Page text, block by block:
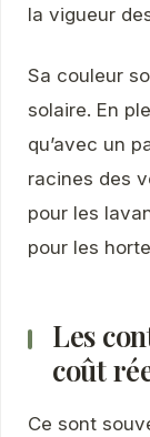
la vigueur
Sa couleur
solaire. En
qu’avec un
racines des
pour les
pour les
Les
coût
Ce sont